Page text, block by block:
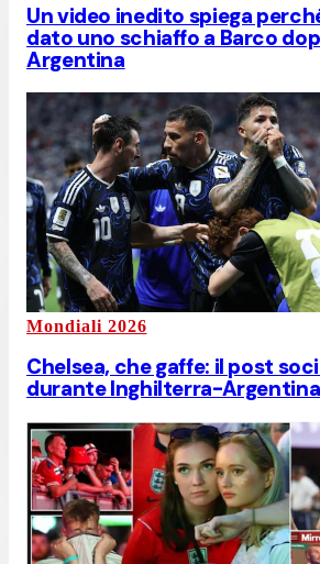
Un video inedito spiega
dato uno schiaffo a Barco
Argentina
Mondiali 2026
Chelsea, che gaffe: il post
durante Inghilterra-